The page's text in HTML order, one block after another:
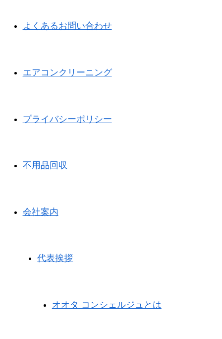
よくあるお問い合わせ
エアコンクリーニング
プライバシーポリシー
不用品回収
会社案内
代表挨拶
オオタ コンシェルジュとは